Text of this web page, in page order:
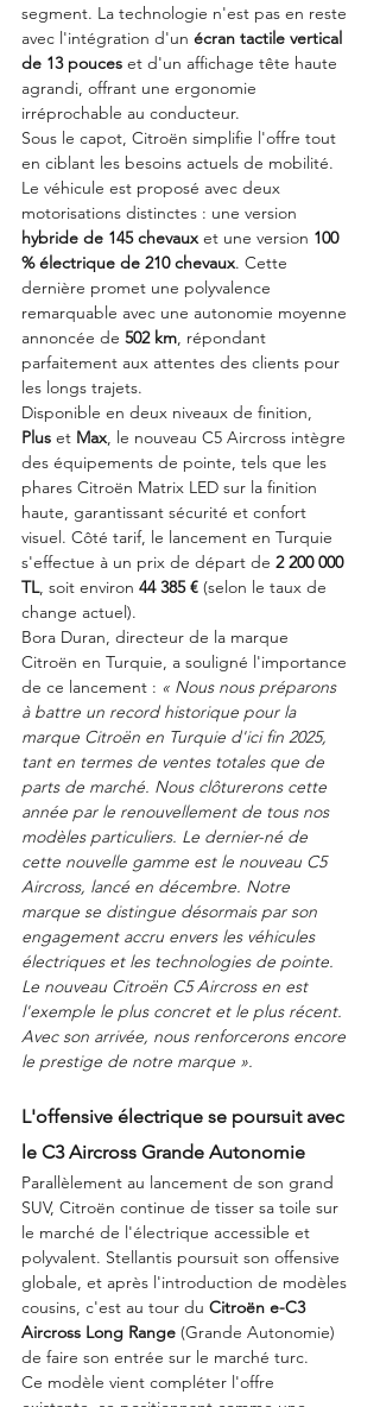
segment. La technologie n'est pas en reste
avec l'intégration d'un écran tactile vertical
de 13 pouces et d'un affichage tête haute
agrandi, offrant une ergonomie
irréprochable au conducteur.
Sous le capot, Citroën simplifie l'offre tout
en ciblant les besoins actuels de mobilité.
Le véhicule est proposé avec deux
motorisations distinctes : une version
hybride de 145 chevaux et une version 100
% électrique de 210 chevaux. Cette
dernière promet une polyvalence
remarquable avec une autonomie moyenne
annoncée de 502 km, répondant
parfaitement aux attentes des clients pour
les longs trajets.
Disponible en deux niveaux de finition,
Plus et Max, le nouveau C5 Aircross intègre
des équipements de pointe, tels que les
phares Citroën Matrix LED sur la finition
haute, garantissant sécurité et confort
visuel. Côté tarif, le lancement en Turquie
s'effectue à un prix de départ de 2 200 000
TL, soit environ 44 385 € (selon le taux de
change actuel).
Bora Duran, directeur de la marque
Citroën en Turquie, a souligné l'importance
de ce lancement : « Nous nous préparons
à battre un record historique pour la
marque Citroën en Turquie d'ici fin 2025,
tant en termes de ventes totales que de
parts de marché. Nous clôturerons cette
année par le renouvellement de tous nos
modèles particuliers. Le dernier-né de
cette nouvelle gamme est le nouveau C5
Aircross, lancé en décembre. Notre
marque se distingue désormais par son
engagement accru envers les véhicules
électriques et les technologies de pointe.
Le nouveau Citroën C5 Aircross en est
l'exemple le plus concret et le plus récent.
Avec son arrivée, nous renforcerons encore
le prestige de notre marque ».
L'offensive électrique se poursuit avec
le C3 Aircross Grande Autonomie
Parallèlement au lancement de son grand
SUV, Citroën continue de tisser sa toile sur
le marché de l'électrique accessible et
polyvalent. Stellantis poursuit son offensive
globale, et après l'introduction de modèles
cousins, c'est au tour du Citroën e-C3
Aircross Long Range (Grande Autonomie)
de faire son entrée sur le marché turc.
Ce modèle vient compléter l'offre